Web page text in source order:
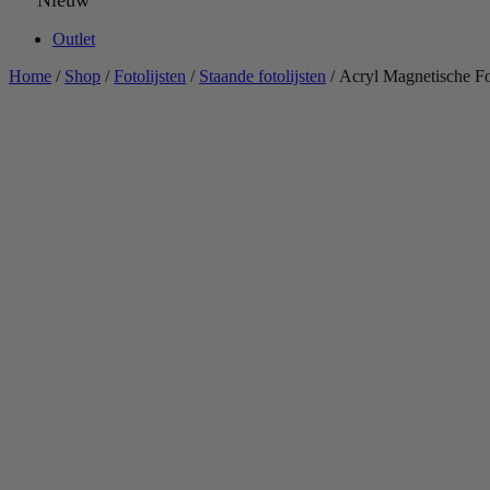
Outlet
Home / Shop /Fotolijsten / Staande fotolijsten / Acryl Magnetische